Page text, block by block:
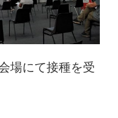
場にて接種を受